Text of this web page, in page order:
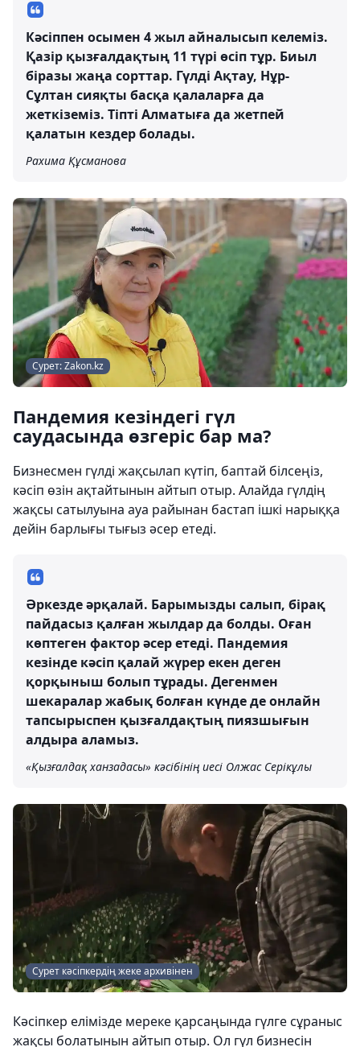
Кәсіппен осымен 4 жыл айналысып келеміз.
Қазір қызғалдақтың 11 түрі өсіп тұр. Биыл
біразы жаңа сорттар. Гүлді Ақтау, Нұр-
Сұлтан сияқты басқа қалаларға да
жеткіземіз. Тіпті Алматыға да жетпей
қалатын кездер болады.
Рахима Құсманова
Сурет: Zakon.kz
Пандемия кезіндегі гүл
саудасында өзгеріс бар ма?
Бизнесмен гүлді жақсылап күтіп, баптай білсеңіз,
кәсіп өзін ақтайтынын айтып отыр. Алайда гүлдің
жақсы сатылуына ауа райынан бастап ішкі нарыққа
дейін барлығы тығыз әсер етеді.
Әркезде әрқалай. Барымызды салып, бірақ
пайдасыз қалған жылдар да болды. Оған
көптеген фактор әсер етеді. Пандемия
кезінде кәсіп қалай жүрер екен деген
қорқыныш болып тұрады. Дегенмен
шекаралар жабық болған күнде де онлайн
тапсырыспен қызғалдақтың пиязшығын
алдыра аламыз.
«Қызғалдақ ханзадасы» кәсібінің иесі Олжас Серікұлы
Сурет кәсіпкердің жеке архивінен
Кәсіпкер елімізде мереке қарсаңында гүлге сұраныс
жақсы болатынын айтып отыр. Ол гүл бизнесін